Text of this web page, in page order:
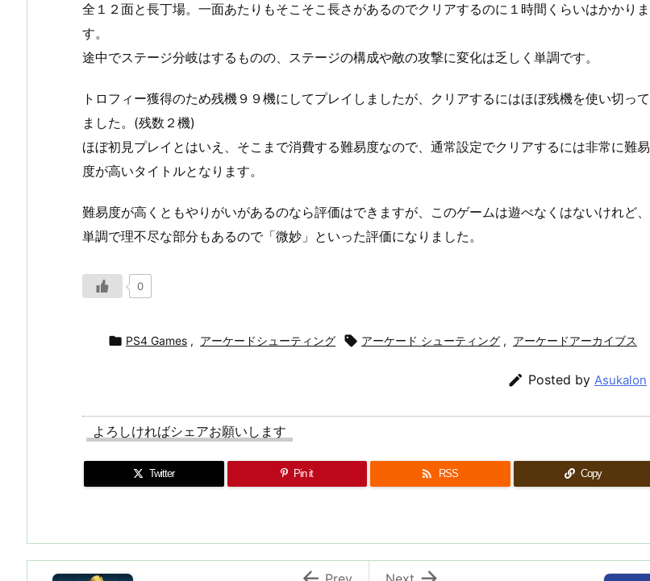
全１２面と長丁場。一面あたりもそこそこ長さがあるのでクリアするのに１時間くらいはかかりま
す。
途中でステージ分岐はするものの、ステージの構成や敵の攻撃に変化は乏しく単調です。
トロフィー獲得のため残機９９機にしてプレイしましたが、クリアするにはほぼ残機を使い切って
ました。(残数２機)
ほぼ初見プレイとはいえ、そこまで消費する難易度なので、通常設定でクリアするには非常に難易
度が高いタイトルとなります。
難易度が高くともやりがいがあるのなら評価はできますが、このゲームは遊べなくはないけれど、
単調で理不尽な部分もあるので「微妙」といった評価になりました。
0
 PS4 Games , アーケードシューティング  アーケード シューティング , アーケードアーカイブス
 Posted by Asukalon
よろしければシェアお願いします
Twitter Pin it  RSS Copy